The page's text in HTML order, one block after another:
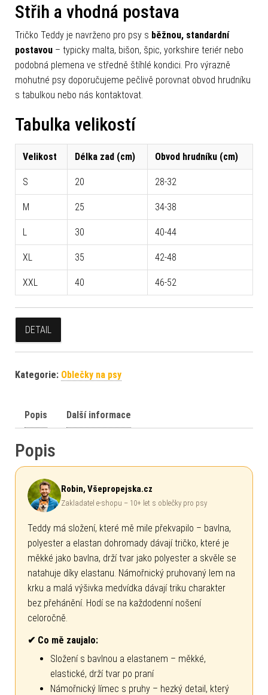
Střih a vhodná postava
Tričko Teddy je navrženo pro psy s běžnou, standardní
postavou – typicky malta, bišon, špic, yorkshire teriér nebo
podobná plemena ve středně štíhlé kondici. Pro výrazně
mohutné psy doporučujeme pečlivě porovnat obvod hrudníku
s tabulkou nebo nás kontaktovat.
Tabulka velikostí
Velikost Délka zad (cm) Obvod hrudníku (cm)
S 20 28-32
M 25 34-38
L 30 40-44
XL 35 42-48
XXL 40 46-52
DETAIL
Kategorie: Oblečky na psy
Popis Další informace
Popis
Robin, Všepropejska.cz
Zakladatel e-shopu – 10+ let s oblečky pro psy
Teddy má složení, které mě mile překvapilo – bavlna,
polyester a elastan dohromady dávají tričko, které je
měkké jako bavlna, drží tvar jako polyester a skvěle se
natahuje díky elastanu. Námořnický pruhovaný lem na
krku a malá výšivka medvídka dávají triku charakter
bez přehánění. Hodí se na každodenní nošení
celoročně.
✔ Co mě zaujalo:
Složení s bavlnou a elastanem – měkké,
elastické, drží tvar po praní
Námořnický límec s pruhy – hezký detail, který